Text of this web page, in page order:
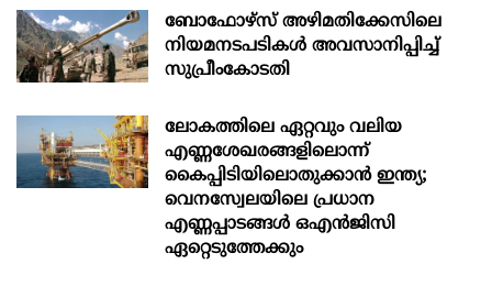
ബോഫോഴ്‌സ് അഴിമതിക്കേസിലെ
നിയമനടപടികൾ അവസാനിപ്പിച്ച്
സുപ്രീംകോടതി
ലോകത്തിലെ ഏറ്റവും വലിയ
എണ്ണശേഖരങ്ങളിലൊന്ന്
കൈപ്പിടിയിലൊതുക്കാന്‍ ഇന്ത്യ;
വെനസ്വേലയിലെ പ്രധാന
എണ്ണപ്പാടങ്ങള്‍ ഒഎന്‍ജിസി
ഏറ്റെടുത്തേക്കും